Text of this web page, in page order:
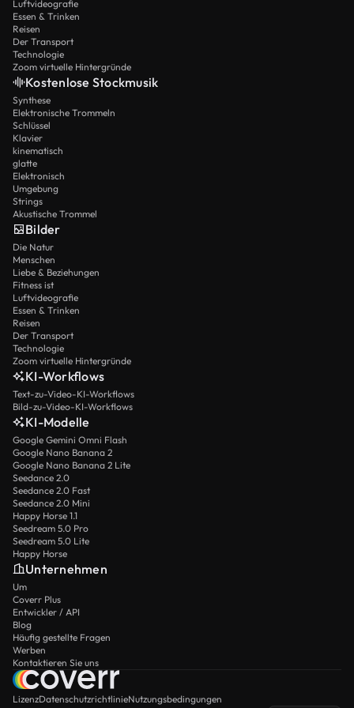
Luftvideografie
Essen & Trinken
Reisen
Der Transport
Technologie
Zoom virtuelle Hintergründe
Kostenlose Stockmusik
Synthese
Elektronische Trommeln
Schlüssel
Klavier
kinematisch
glatte
Elektronisch
Umgebung
Strings
Akustische Trommel
Bilder
Die Natur
Menschen
Liebe & Beziehungen
Fitness ist
Luftvideografie
Essen & Trinken
Reisen
Der Transport
Technologie
Zoom virtuelle Hintergründe
KI-Workflows
Text-zu-Video-KI-Workflows
Bild-zu-Video-KI-Workflows
KI-Modelle
Google Gemini Omni Flash
Google Nano Banana 2
Google Nano Banana 2 Lite
Seedance 2.0
Seedance 2.0 Fast
Seedance 2.0 Mini
Happy Horse 1.1
Seedream 5.0 Pro
Seedream 5.0 Lite
Happy Horse
Unternehmen
Um
Coverr Plus
Entwickler / API
Blog
Häufig gestellte Fragen
Werben
Kontaktieren Sie uns
LizenzDatenschutzrichtlinieNutzungsbedingungen